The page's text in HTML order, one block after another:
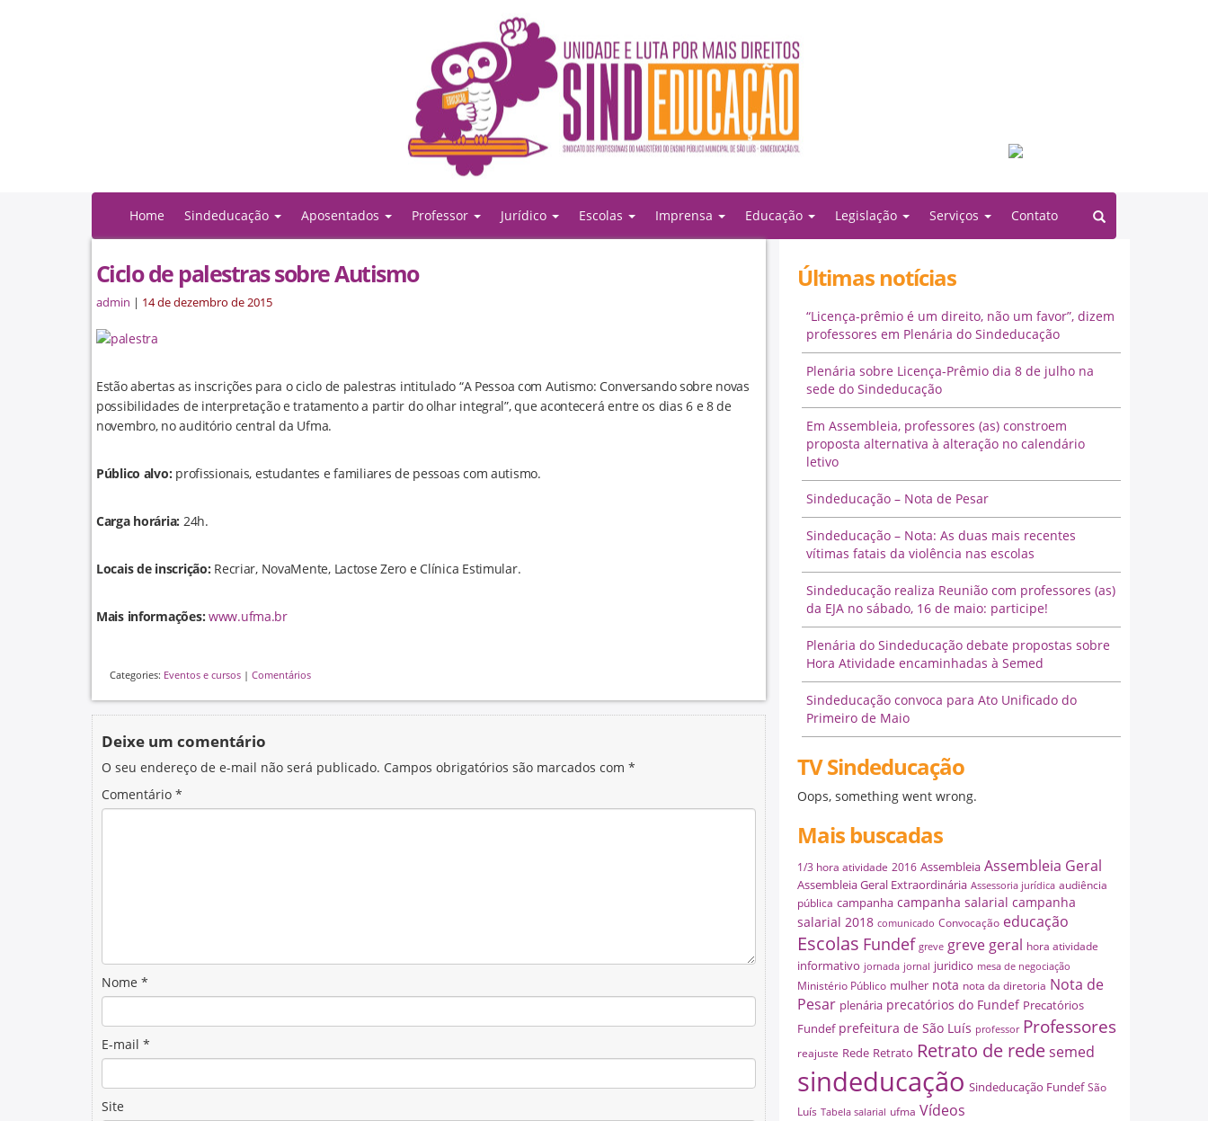
Home Sindeducação Aposentados Professor Jurídico Escolas Imprensa Educação Legislação Serviços Contato
Ciclo de palestras sobre Autismo
admin | 14 de dezembro de 2015
Estão abertas as inscrições para o ciclo de palestras intitulado “A Pessoa com Autismo: Conversando sobre novas
possibilidades de interpretação e tratamento a partir do olhar integral”, que acontecerá entre os dias 6 e 8 de
novembro, no auditório central da Ufma.
Público alvo: profissionais, estudantes e familiares de pessoas com autismo.
Carga horária: 24h.
Locais de inscrição: Recriar, NovaMente, Lactose Zero e Clínica Estimular.
Mais informações: www.ufma.br
Categories: Eventos e cursos | Comentários
Deixe um comentário
O seu endereço de e-mail não será publicado. Campos obrigatórios são marcados com *
Comentário *
Nome *
E-mail *
Site
Últimas notícias
“Licença-prêmio é um direito, não um favor”, dizem
professores em Plenária do Sindeducação
Plenária sobre Licença-Prêmio dia 8 de julho na
sede do Sindeducação
Em Assembleia, professores (as) constroem
proposta alternativa à alteração no calendário
letivo
Sindeducação – Nota de Pesar
Sindeducação – Nota: As duas mais recentes
vítimas fatais da violência nas escolas
Sindeducação realiza Reunião com professores (as)
da EJA no sábado, 16 de maio: participe!
Plenária do Sindeducação debate propostas sobre
Hora Atividade encaminhadas à Semed
Sindeducação convoca para Ato Unificado do
Primeiro de Maio
TV Sindeducação
Oops, something went wrong.
Mais buscadas
1/3 hora atividade 2016 Assembleia Assembleia Geral
Assembleia Geral Extraordinária Assessoria jurídica audiência
pública campanha campanha salarial campanha
salarial 2018 comunicado Convocação educação
Escolas Fundef greve greve geral hora atividade
informativo jornada jornal juridico mesa de negociação
Ministério Público mulher nota nota da diretoria Nota de
Pesar plenária precatórios do Fundef Precatórios
Fundef prefeitura de São Luís professor Professores
reajuste Rede Retrato Retrato de redesemed
sindeducação Sindeducação Fundef São
Luís Tabela salarial ufma Vídeos